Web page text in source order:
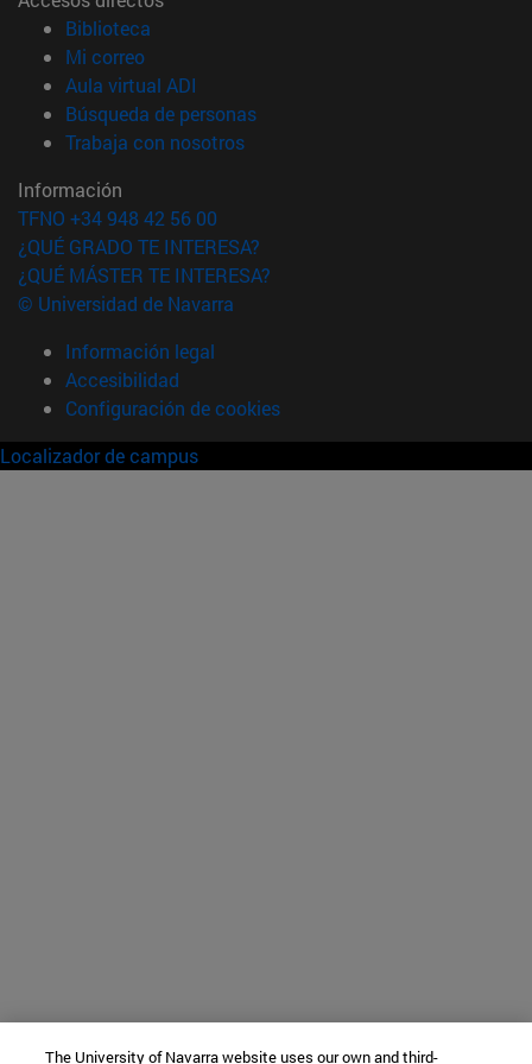
Biblioteca
Mi correo(abre en nueva ventana)
Aula virtual ADI
Búsqueda de personas(abre en nueva ventana)
Trabaja con nosotros(abre en nueva ventana)
Información
TFNO +34 948 42 56 00
¿QUÉ GRADO TE INTERESA?
¿QUÉ MÁSTER TE INTERESA?
© Universidad de Navarra
Información legal
Accesibilidad
Configuración de cookies
Localizador de campus
The University of Navarra website uses our own and third-